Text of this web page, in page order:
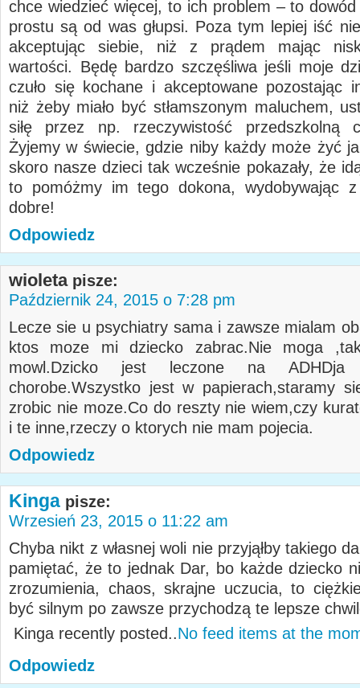
chce wiedzieć więcej, to ich problem – to
prostu są od was głupsi. Poza tym lepiej iść
akceptując siebie, niż z prądem mając
wartości. Będę bardzo szczęśliwa jeśli moje
czuło się kochane i akceptowane pozostając
niż żeby miało być stłamszonym maluchem,
siłę przez np. rzeczywistość przedszkolną
Żyjemy w świecie, gdzie niby każdy może żyć
skoro nasze dzieci tak wcześnie pokazały, że
to pomóżmy im tego dokona, wydobywając
dobre!
Odpowiedz
wioleta pisze:
Październik 24, 2015 o 7:28 pm
Lecze sie u psychiatry sama i zawsze mialam
ktos moze mi dziecko zabrac.Nie moga
mowl.Dzicko jest leczone na
chorobe.Wszystko jest w papierach,staramy
zrobic nie moze.Co do reszty nie wiem,czy
i te inne,rzeczy o ktorych nie mam pojecia.
Odpowiedz
Kinga pisze:
Wrzesień 23, 2015 o 11:22 am
Chyba nikt z własnej woli nie przyjąłby takiego
pamiętać, że to jednak Dar, bo każde dziecko
zrozumienia, chaos, skrajne uczucia, to
być silnym po zawsze przychodzą te lepsze
Kinga recently posted..No feed items at the
Odpowiedz